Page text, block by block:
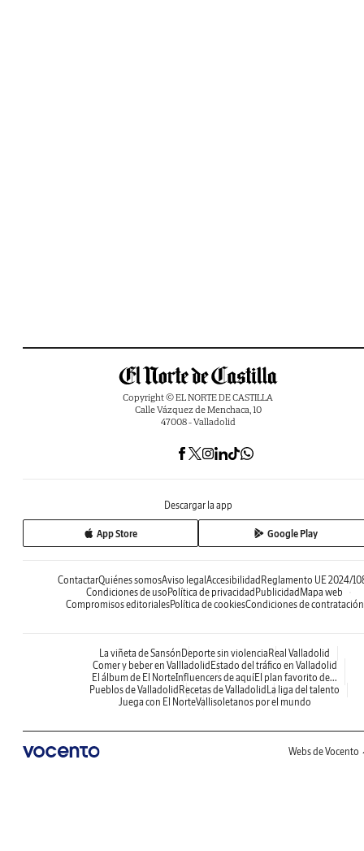
Copyright © EL NORTE DE CASTILLA
Calle Vázquez de Menchaca, 10
47008 - Valladolid
Descargar la app
App Store Google Play
ContactarQuiénes somosAviso legal Accesibilidad Reglamento UE 2024/
Condiciones de uso Política de privacidad Publicidad Mapa web
Compromisos editorialesPolítica de cookiesCondiciones de contratación
La viñeta de Sansón Deporte sin violencia Real Valladolid
Comer y beber en Vallladolid Estado del tráfico en Valladolid
El álbum de El NorteInfluencers de aquíEl plan favorito de...
Pueblos de Valladolid Recetas de Valladolid La liga del talento
Juega con El NorteVallisoletanos por el mundo
Webs de Vocento